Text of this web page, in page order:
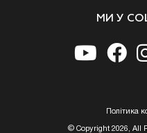
МИ У
Полiтика
© Copyright 2026, All